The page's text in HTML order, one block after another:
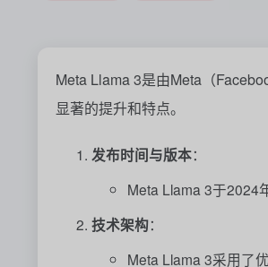
Meta Llama 3是由Meta（
显著的提升和特点。
发布时间与版本：
Meta Llama 3于2024
技术架构：
Meta Llama 3采用了